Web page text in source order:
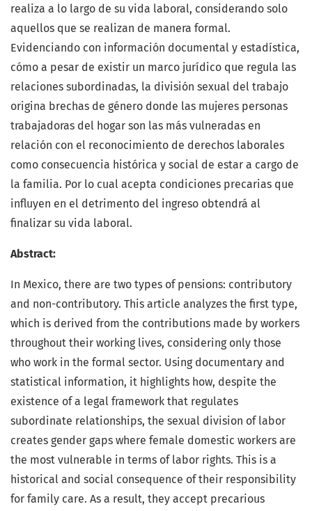
realiza a lo largo de su vida laboral, considerando solo
aquellos que se realizan de manera formal.
Evidenciando con información documental y estadística,
cómo a pesar de existir un marco jurídico que regula las
relaciones subordinadas, la división sexual del trabajo
origina brechas de género donde las mujeres personas
trabajadoras del hogar son las más vulneradas en
relación con el reconocimiento de derechos laborales
como consecuencia histórica y social de estar a cargo de
la familia. Por lo cual acepta condiciones precarias que
influyen en el detrimento del ingreso obtendrá al
finalizar su vida laboral.
Abstract:
In Mexico, there are two types of pensions: contributory
and non-contributory. This article analyzes the first type,
which is derived from the contributions made by workers
throughout their working lives, considering only those
who work in the formal sector. Using documentary and
statistical information, it highlights how, despite the
existence of a legal framework that regulates
subordinate relationships, the sexual division of labor
creates gender gaps where female domestic workers are
the most vulnerable in terms of labor rights. This is a
historical and social consequence of their responsibility
for family care. As a result, they accept precarious